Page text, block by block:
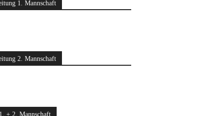
1. Mannschaft
2. Mannschaft
+ 2. Mannschaft